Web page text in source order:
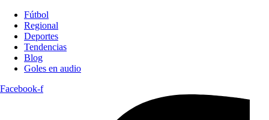
Fútbol
Regional
Deportes
Tendencias
Blog
Goles en audio
Facebook-f